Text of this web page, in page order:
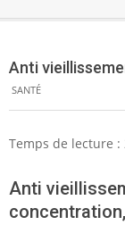
Menu
Anti
SANTÉ
Temps de lecture :
Anti